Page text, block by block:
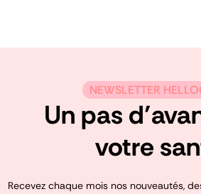
NEWSLETTER
Un pas
votre
Recevez chaque mois nos nouveautés,